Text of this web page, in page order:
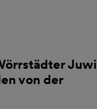
Juwi
von der